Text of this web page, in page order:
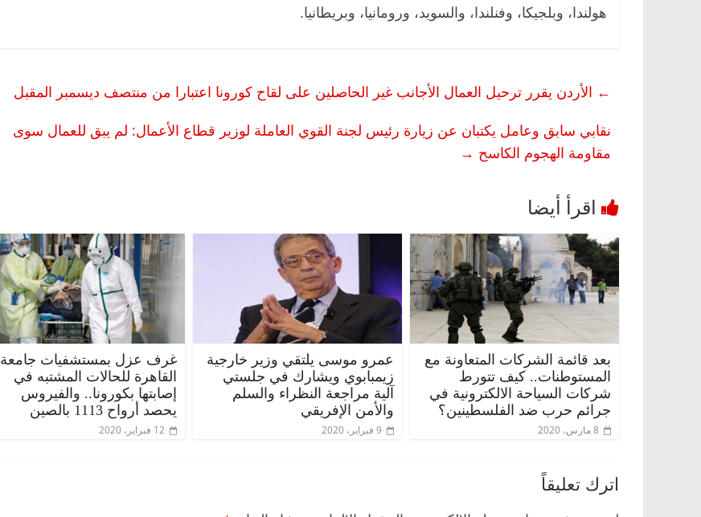
هولندا، وبلجيكا، وفنلندا، والسويد، ورومانيا، وبريطانيا.
← الأردن يقرر ترحيل العمال الأجانب غير الحاصلين على لقاح كورونا اعتبارا من منتصف ديسمبر المقبل
نقابي سابق وعامل يكتبان عن زيارة رئيس لجنة القوي العاملة لوزير قطاع الأعمال: لم يبق للعمال سوى
مقاومة الهجوم الكاسح →
بعد قائمة الشركات المتعاونة مع
المستوطنات.. كيف تتورط
شركات السياحة الالكترونية في
جرائم حرب ضد الفلسطينين؟
8 مارس، 2020
عمرو موسى يلتقي وزير خارجية
زيمبابوي ويشارك في جلستي
آلية مراجعة النظراء والسلم
والأمن الإفريقي
9 فبراير، 2020
غرف عزل بمستشفيات جامعة
القاهرة للحالات المشتبه في
إصابتها بكورونا.. والفيروس
يحصد أرواح 1113 بالصين
12 فبراير، 2020
اترك تعليقاً